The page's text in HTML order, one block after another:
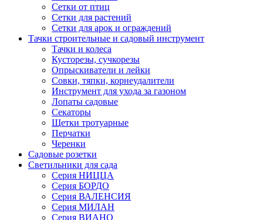
Сетки от птиц
Сетки для растений
Сетки для арок и ограждений
Тачки строительные и садовый инструмент
Тачки и колеса
Кусторезы, сучкорезы
Опрыскиватели и лейки
Совки, тяпки, корнеудалители
Инструмент для ухода за газоном
Лопаты садовые
Секаторы
Щетки тротуарные
Перчатки
Черенки
Садовые розетки
Светильники для сада
Серия НИЦЦА
Серия БОРДО
Серия ВАЛЕНСИЯ
Серия МИЛАН
Серия ВИАНО